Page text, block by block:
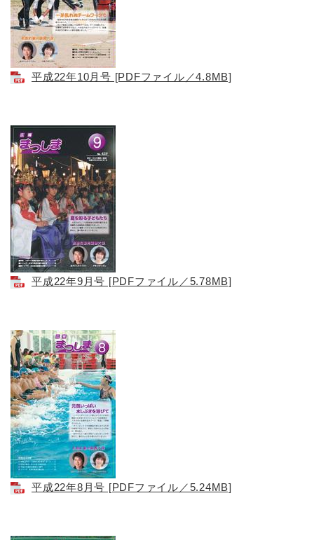
平成22年10月号 [PDFファイル／4.8MB]
平成22年9月号 [PDFファイル／5.78MB]
平成22年8月号 [PDFファイル／5.24MB]